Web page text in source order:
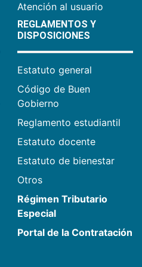
Atención al usuario
REGLAMENTOS Y
DISPOSICIONES
Estatuto general
Código de Buen
Gobierno
Reglamento estudiantil
Estatuto docente
Estatuto de bienestar
Otros
Régimen Tributario
Especial
Portal de la Contratación